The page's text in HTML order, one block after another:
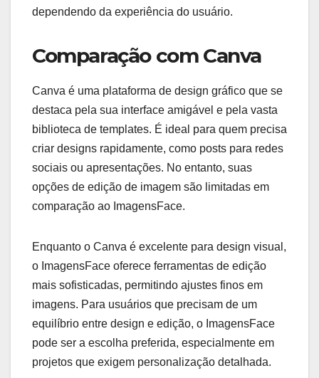
dependendo da experiência do usuário.
Comparação com Canva
Canva é uma plataforma de design gráfico que se
destaca pela sua interface amigável e pela vasta
biblioteca de templates. É ideal para quem precisa
criar designs rapidamente, como posts para redes
sociais ou apresentações. No entanto, suas
opções de edição de imagem são limitadas em
comparação ao ImagensFace.
Enquanto o Canva é excelente para design visual,
o ImagensFace oferece ferramentas de edição
mais sofisticadas, permitindo ajustes finos em
imagens. Para usuários que precisam de um
equilíbrio entre design e edição, o ImagensFace
pode ser a escolha preferida, especialmente em
projetos que exigem personalização detalhada.